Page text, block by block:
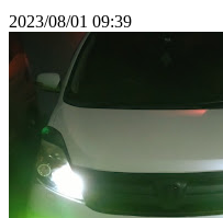
2023/08/01 09:39